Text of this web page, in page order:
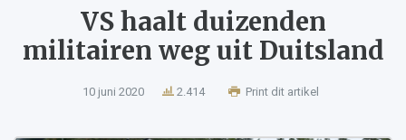
VS haalt duizenden
militairen weg uit Duitsland
10 juni 2020 2.414 Print dit artikel